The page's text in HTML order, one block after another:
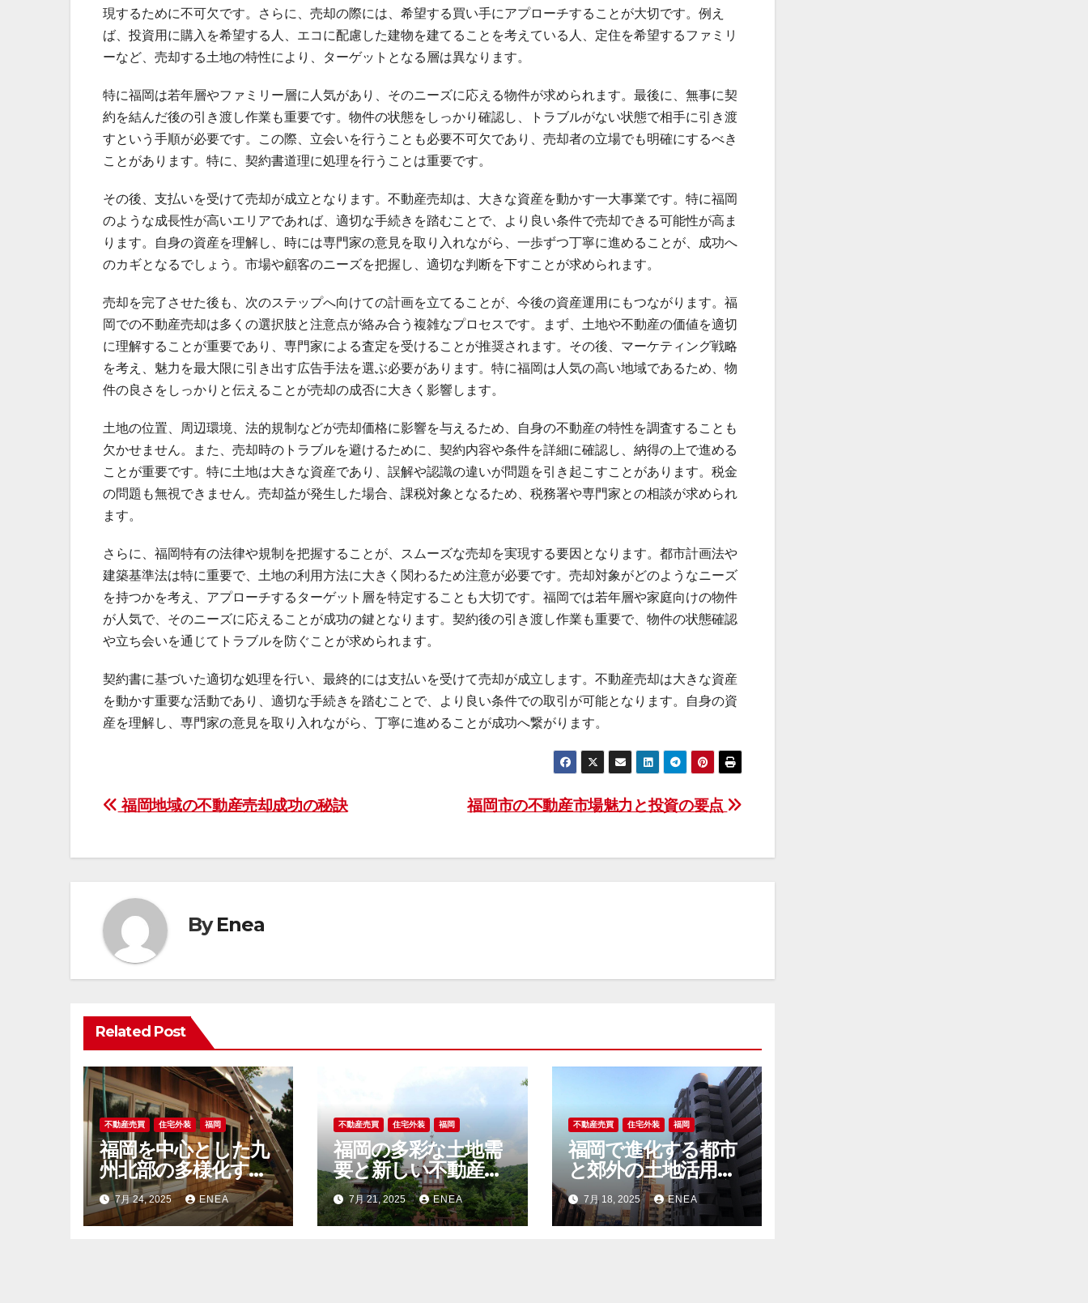
現するために不可欠です。さらに、売却の際には、希望する買い手にアプローチすることが大切です。例え
ば、投資用に購入を希望する人、エコに配慮した建物を建てることを考えている人、定住を希望するファミリ
ーなど、売却する土地の特性により、ターゲットとなる層は異なります。
特に福岡は若年層やファミリー層に人気があり、そのニーズに応える物件が求められます。最後に、無事に契
約を結んだ後の引き渡し作業も重要です。物件の状態をしっかり確認し、トラブルがない状態で相手に引き渡
すという手順が必要です。この際、立会いを行うことも必要不可欠であり、売却者の立場でも明確にするべき
ことがあります。特に、契約書道理に処理を行うことは重要です。
その後、支払いを受けて売却が成立となります。不動産売却は、大きな資産を動かす一大事業です。特に福岡
のような成長性が高いエリアであれば、適切な手続きを踏むことで、より良い条件で売却できる可能性が高ま
ります。自身の資産を理解し、時には専門家の意見を取り入れながら、一歩ずつ丁寧に進めることが、成功へ
のカギとなるでしょう。市場や顧客のニーズを把握し、適切な判断を下すことが求められます。
売却を完了させた後も、次のステップへ向けての計画を立てることが、今後の資産運用にもつながります。福
岡での不動産売却は多くの選択肢と注意点が絡み合う複雑なプロセスです。まず、土地や不動産の価値を適切
に理解することが重要であり、専門家による査定を受けることが推奨されます。その後、マーケティング戦略
を考え、魅力を最大限に引き出す広告手法を選ぶ必要があります。特に福岡は人気の高い地域であるため、物
件の良さをしっかりと伝えることが売却の成否に大きく影響します。
土地の位置、周辺環境、法的規制などが売却価格に影響を与えるため、自身の不動産の特性を調査することも
欠かせません。また、売却時のトラブルを避けるために、契約内容や条件を詳細に確認し、納得の上で進める
ことが重要です。特に土地は大きな資産であり、誤解や認識の違いが問題を引き起こすことがあります。税金
の問題も無視できません。売却益が発生した場合、課税対象となるため、税務署や専門家との相談が求められ
ます。
さらに、福岡特有の法律や規制を把握することが、スムーズな売却を実現する要因となります。都市計画法や
建築基準法は特に重要で、土地の利用方法に大きく関わるため注意が必要です。売却対象がどのようなニーズ
を持つかを考え、アプローチするターゲット層を特定することも大切です。福岡では若年層や家庭向けの物件
が人気で、そのニーズに応えることが成功の鍵となります。契約後の引き渡し作業も重要で、物件の状態確認
や立ち会いを通じてトラブルを防ぐことが求められます。
契約書に基づいた適切な処理を行い、最終的には支払いを受けて売却が成立します。不動産売却は大きな資産
を動かす重要な活動であり、適切な手続きを踏むことで、より良い条件での取引が可能となります。自身の資
産を理解し、専門家の意見を取り入れながら、丁寧に進めることが成功へ繋がります。
投
ビ
ゲ
ー
シ
ョ
ン
福岡市の不動産市場魅力と投資の要点
福岡地域の不動産売却成功の秘訣
ByEnea
Related Post
不動産売買 住宅外装 福岡
福岡を中心とした九
州北部の多様化する
不動産市場と土地選
びの新潮流
7月 24, 2025 ENEA
不動産売買 住宅外装 福岡
福岡の多彩な土地需
要と新しい不動産市
場動向を読み解く現
場最前線
7月 21, 2025 ENEA
不動産売買 住宅外装 福岡
福岡で進化する都市
と郊外の土地活用が
未来を拓く不動産市
場の今
7月 18, 2025 ENEA